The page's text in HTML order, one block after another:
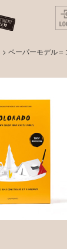
> ペーパーモデル＝